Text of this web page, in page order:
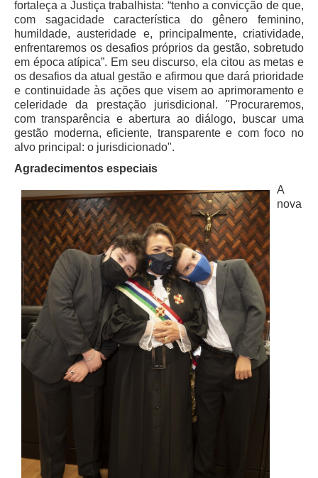
Denúncia Assédio Moral ou Sexual
Denúncia Assédio Eleitoral
Notícia de Irregularidade Anônima
Denúncia Atos de Corrupção
Contato
Atendimento ao Público
Fones TRT
Fones TST
Endereços das Unidades
Balcão Virtual
Balcão Visual Libras
Aplicativos
fortaleça a Justiça trabalhista: “tenho a convicção de que,
com sagacidade característica do gênero feminino,
humildade, austeridade e, principalmente, criatividade,
enfrentaremos os desafios próprios da gestão, sobretudo
em época atípica”. Em seu discurso, ela citou as metas e
os desafios da atual gestão e afirmou que dará prioridade
e continuidade às ações que visem ao aprimoramento e
celeridade da prestação jurisdicional. "Procuraremos,
com transparência e abertura ao diálogo, buscar uma
gestão moderna, eficiente, transparente e com foco no
alvo principal: o jurisdicionado".
Agradecimentos especiais
A
nova